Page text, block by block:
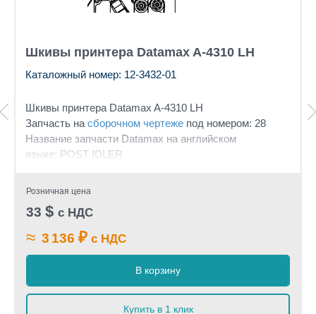
Шкивы принтера Datamax A-4310 LH
Каталожный номер: 12-3432-01
Шкивы принтера Datamax A-4310 LH
Запчасть на сборочном чертеже под номером: 28
Название запчасти Datamax на английском
языке: POST IDLER
Розничная цена
33 $ с НДС
≈ 3 136 ₽ с НДС
В корзину
Купить в 1 клик